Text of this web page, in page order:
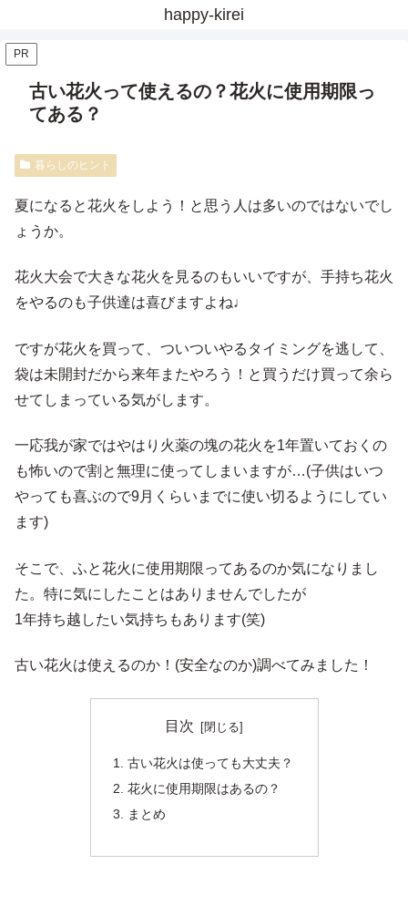
happy-kirei
PR
古い花火って使えるの？花火に使用期限っ
てある？
暮らしのヒント
夏になると花火をしよう！と思う人は多いのではないでし
ょうか。
花火大会で大きな花火を見るのもいいですが、手持ち花火
をやるのも子供達は喜びますよね♩
ですが花火を買って、ついついやるタイミングを逃して、
袋は未開封だから来年またやろう！と買うだけ買って余ら
せてしまっている気がします。
一応我が家ではやはり火薬の塊の花火を1年置いておくの
も怖いので割と無理に使ってしまいますが…(子供はいつ
やっても喜ぶので9月くらいまでに使い切るようにしてい
ます)
そこで、ふと花火に使用期限ってあるのか気になりまし
た。特に気にしたことはありませんでしたが
1年持ち越したい気持ちもあります(笑)
古い花火は使えるのか！(安全なのか)調べてみました！
目次
古い花火は使っても大丈夫？
花火に使用期限はあるの？
まとめ